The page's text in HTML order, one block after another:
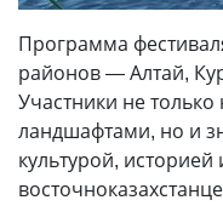
Программа
районов — Алтай,
Участники не
ландшафтами, но и
культурой,